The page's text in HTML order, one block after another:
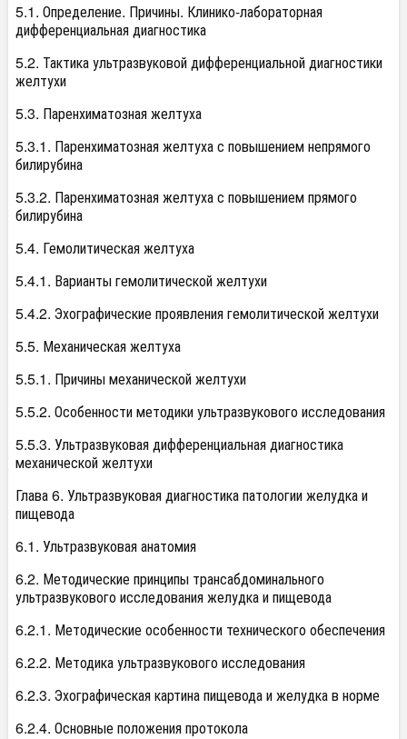
5.1. Определение. Причины. Клинико-лабораторная
дифференциальная диагностика
5.2. Тактика ультразвуковой дифференциальной диагностики
желтухи
5.3. Паренхиматозная желтуха
5.3.1. Паренхиматозная желтуха с повышением непрямого
билирубина
5.3.2. Паренхиматозная желтуха с повышением прямого
билирубина
5.4. Гемолитическая желтуха
5.4.1. Варианты гемолитической желтухи
5.4.2. Эхографические проявления гемолитической желтухи
5.5. Механическая желтуха
5.5.1. Причины механической желтухи
5.5.2. Особенности методики ультразвукового исследования
5.5.3. Ультразвуковая дифференциальная диагностика
механической желтухи
Глава 6. Ультразвуковая диагностика патологии желудка и
пищевода
6.1. Ультразвуковая анатомия
6.2. Методические принципы трансабдоминального
ультразвукового исследования желудка и пищевода
6.2.1. Методические особенности технического обеспечения
6.2.2. Методика ультразвукового исследования
6.2.3. Эхографическая картина пищевода и желудка в норме
6.2.4. Основные положения протокола